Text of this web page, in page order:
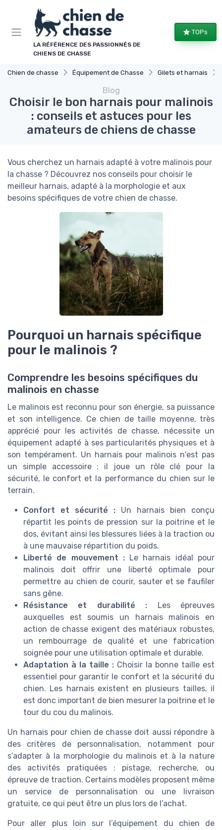
LA RÉFÉRENCE DES PASSIONNÉS DE
CHIENS DE CHASSE
TOPs
Chien de chasse Équipement de Chasse Gilets et harnais
Blog
Choisir le bon harnais pour malinois
: conseils et astuces pour les
amateurs de chiens de chasse
Vous cherchez un harnais adapté à votre malinois pour
la chasse ? Découvrez nos conseils pour choisir le
meilleur harnais, adapté à la morphologie et aux
besoins spécifiques de votre chien de chasse.
Pourquoi un harnais spécifique
pour le malinois ?
Comprendre les besoins spécifiques du
malinois en chasse
Le malinois est reconnu pour son énergie, sa puissance
et son intelligence. Ce chien de taille moyenne, très
apprécié pour les activités de chasse, nécessite un
équipement adapté à ses particularités physiques et à
son tempérament. Un harnais pour malinois n'est pas
un simple accessoire : il joue un rôle clé pour la
sécurité, le confort et la performance du chien sur le
terrain.
Confort et sécurité : Un harnais bien conçu
répartit les points de pression sur la poitrine et le
dos, évitant ainsi les blessures liées à la traction ou
à une mauvaise répartition du poids.
Liberté de mouvement :Le harnais idéal pour
malinois doit offrir une liberté optimale pour
permettre au chien de courir, sauter et se faufiler
sans gêne.
Résistance et durabilité : Les épreuves
auxquelles est soumis un harnais malinois en
action de chasse exigent des matériaux robustes,
un rembourrage de qualité et une fabrication
soignée pour une utilisation optimale et durable.
Adaptation à la taille : Choisir la bonne taille est
essentiel pour garantir le confort et la sécurité du
chien. Les harnais existent en plusieurs tailles, il
est donc important de bien mesurer la poitrine et le
tour du cou du malinois.
Un harnais pour chien de chasse doit aussi répondre à
des critères de personnalisation, notamment pour
s’adapter à la morphologie du malinois et à la nature
des activités pratiquées : pistage, recherche, ou
épreuve de traction. Certains modèles proposent même
un service de personnalisation ou une livraison
gratuite, ce qui peut être un plus lors de l’achat.
Pour aller plus loin sur l’équipement du chien de
Panneau de gestion des cookies